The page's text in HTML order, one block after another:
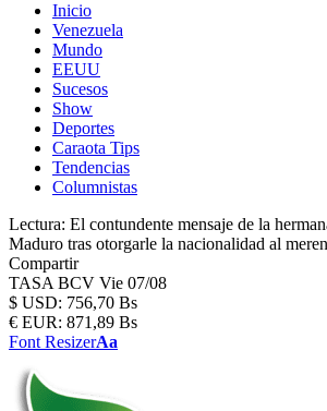
Inicio
Venezuela
Mundo
EEUU
Sucesos
Show
Deportes
Caraota Tips
Tendencias
Columnistas
Lectura: El contundente mensaje de la
Maduro tras otorgarle la nacionalidad al
Compartir
TASA BCV Vie 07/08
$ USD: 756,70 Bs
€ EUR: 871,89 Bs
Font ResizerAa